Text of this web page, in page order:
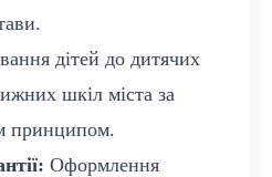
дітей до дитячих
шкіл міста за
принципом.
Оформлення